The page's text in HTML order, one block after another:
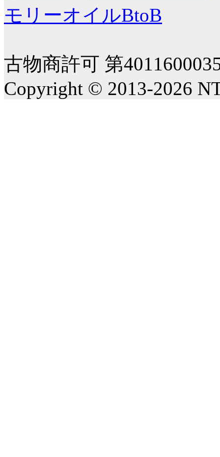
モリーオイルBtoB
古物商許可 第
Copyright © 2013-2026